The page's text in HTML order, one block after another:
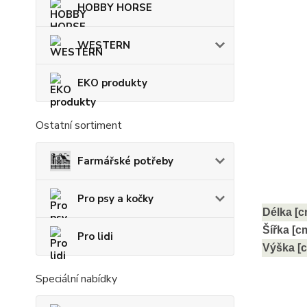
HOBBY HORSE
WESTERN
EKO produkty
Ostatní sortiment
Farmářské potřeby
Pro psy a kočky
Pro lidi
Speciální nabídky
Délka
Šířka
Výška